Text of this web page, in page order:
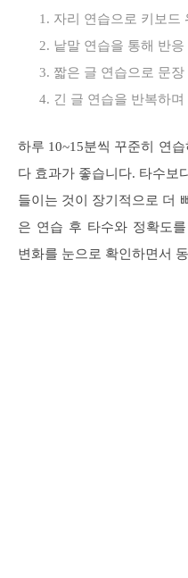
자리 연습으로 키보드
낱말 연습을 통해 반
짧은 글 연습으로 문
긴 글 연습을 반복하
하루 10~15분씩 꾸준히 연
다 효과가 좋습니다. 타수보
들이는 것이 장기적으로 더
은 연습 후 타수와 정확도
변화를 눈으로 확인하면서